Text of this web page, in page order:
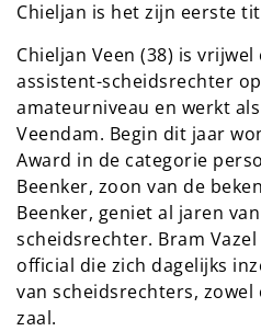
Chieljan is het zijn eerste
Chieljan Veen (38) is
assistent-scheidsrechter
amateurniveau en werkt
Veendam. Begin dit jaar
Award in de categorie
Beenker, zoon van de
Beenker, geniet al jaren
scheidsrechter. Bram Vazel
official die zich dagelijks
van scheidsrechters,
zaal.